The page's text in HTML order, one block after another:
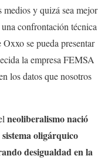
medios y quizá sea mejor
confrontación técnica
se pueda presentar
la empresa FEMSA
los datos que nosotros
neoliberalismo nació
oligárquico
desigualdad en la